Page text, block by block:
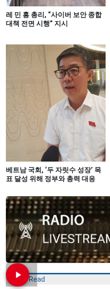
레 민 흥 총리, “사이버 보안 종합
대책 전면 시행” 지시
베트남 국회, ‘두 자릿수 성장’ 목
표 달성 위해 정부와 총력 대응
Most Read